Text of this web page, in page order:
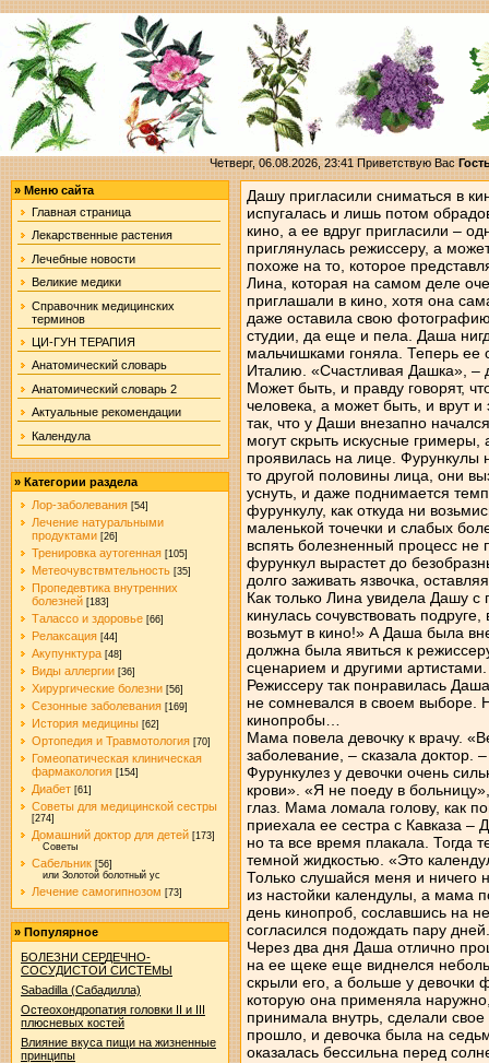
Четверг, 06.08.2026, 23:41Приветствую Вас
» Меню сайта
Главная страница
Лекарственные растения
Лечебные новости
Великие медики
Справочник медицинских
терминов
ЦИ-ГУН ТЕРАПИЯ
Анатомический словарь
Анатомический словарь 2
Актуальные рекомендации
Календула
» Категории раздела
Лор-заболевания [54]
Лечение натуральными
продуктами [26]
Тренировка аутогенная [105]
Метеочувствмтельность [35]
Пропедевтика внутренних
болезней [183]
Талассо и здоровье [66]
Релаксация [44]
Акупунктура [48]
Виды аллергии [36]
Хирургические болезни [56]
Сезонные заболевания [169]
История медицины [62]
Ортопедия и Травмотология [70]
Гомеопатическая клиническая
фармакология [154]
Диабет [61]
Советы для медицинской сестры
[274]
Домашний доктор для детей [173]
Советы
Сабельник [56]
или Золотой болотный ус
Лечение самогипнозом [73]
» Популярное
БОЛЕЗНИ СЕРДЕЧНО-
СОСУДИСТОЙ СИСТЕМЫ
Sabadilla (Сабадилла)
Остеохондропатия головки II и III
плюсневых костей
Влияние вкуса пищи на жизненные
принципы
Дашу пригласили сниматься в
испугалась и лишь потом
кино, а ее вдруг пригласили –
приглянулась режиссеру, а
похоже на то, которое
Лина, которая на самом деле
приглашали в кино, хотя она
даже оставила свою
студии, да еще и пела. Даша
мальчишками гоняла. Теперь ее
Италию. «Счастливая Дашка», –
Может быть, и правду говорят,
человека, а может быть, и врут
так, что у Даши внезапно
могут скрыть искусные
проявилась на лице. Фурункулы
то другой половины лица, они
уснуть, и даже поднимается
фурункулу, как откуда ни
маленькой точечки и слабых
вспять болезненный процесс не
фурункул вырастет до
долго заживать язвочка,
Как только Лина увидела Дашу
кинулась сочувствовать
возьмут в кино!» А Даша была
должна была явиться к
сценарием и другими
Режиссеру так понравилась
не сомневался в своем выборе.
кинопробы…
Мама повела девочку к врачу.
заболевание, – сказала доктор.
Фурункулез у девочки очень
крови». «Я не поеду в
глаз. Мама ломала голову, как
приехала ее сестра с Кавказа –
но та все время плакала. Тогда
темной жидкостью. «Это
Только слушайся меня и ничего
из настойки календулы, а мама
день кинопроб, сославшись на
согласился подождать пару дней.
Через два дня Даша отлично
на ее щеке еще виднелся
скрыли его, а больше у девочки
которую она применяла
принимала внутрь, сделали
прошло, и девочка была на
оказалась бессильна перед